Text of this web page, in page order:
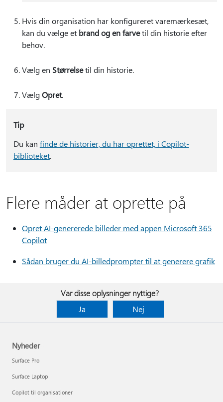
Hvis din organisation har konfigureret varemærkesæt,
kan du vælge et brand og en farvetil din historie efter
behov.
Vælg en Størrelsetil din historie.
VælgOpret.
Tip
Du kan finde de historier, du har oprettet, i Copilot-
biblioteket.
Flere måder at oprette på
Opret AI-genererede billeder med appen Microsoft 365
Copilot
Sådan bruger du AI-billedprompter til at generere grafik
Var disse oplysninger nyttige?
Ja
Nej
Nyheder
Surface Pro
Surface Laptop
Copilot til organisationer